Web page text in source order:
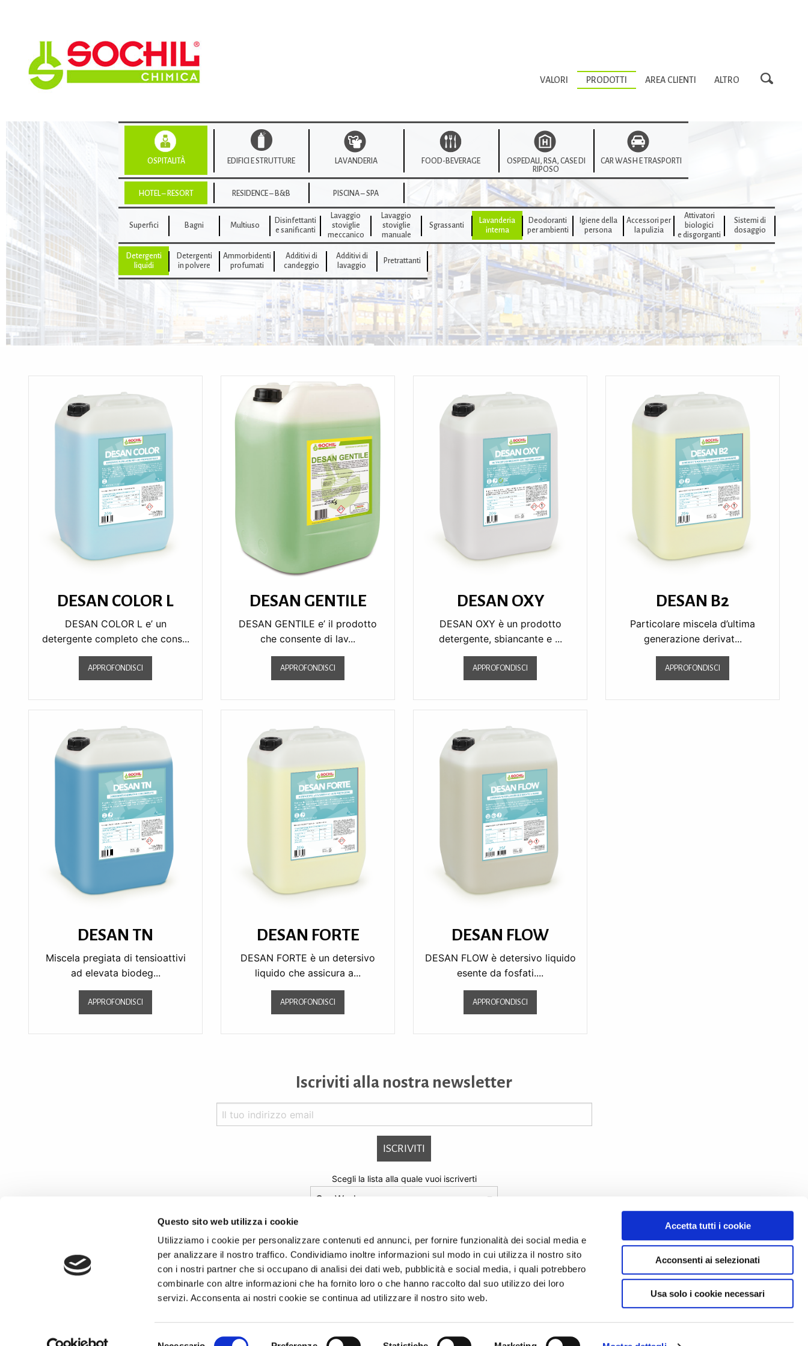
Questo sito web utilizza i cookie
Utilizziamo i cookie per personalizzare contenuti ed annunci, per fornire funzionalità dei social media e
per analizzare il nostro traffico. Condividiamo inoltre informazioni sul modo in cui utilizza il nostro sito
con i nostri partner che si occupano di analisi dei dati web, pubblicità e social media, i quali potrebbero
combinarle con altre informazioni che ha fornito loro o che hanno raccolto dal suo utilizzo dei loro
servizi. Acconsenta ai nostri cookie se continua ad utilizzare il nostro sito web.
Accetta tutti i cookie
Acconsenti ai selezionati
Usa solo i cookie necessari
VALORI PRODOTTI
OSPITALITÀ
HOTEL – RESORT
Superfici Bagni Multiuso
Disinfettanti
e sanificanti
Lavaggio
stoviglie
meccanico
Lavaggio
stoviglie
manuale
Sgrassanti
Lavanderia
interna
Detergenti
liquidi
Detergenti
in polvere
Ammorbidenti
profumati
Additivi di
candeggio
Additivi di
lavaggio
Pretrattanti
Deodoranti
per ambienti
Igiene della
persona
Accessori per
la pulizia
Attivatori
biologici
e disgorganti
Sistemi di
dosaggio
RESIDENCE – B&B PISCINA – SPA
EDIFICI E STRUTTURE LAVANDERIA FOOD-BEVERAGE
OSPEDALI, RSA, CASE DI
RIPOSO
CAR WASH E TRASPORTI
AREA CLIENTI ALTRO
DESAN COLOR L
DESAN COLOR L e’ un
detergente completo che cons...
APPROFONDISCI
DESAN GENTILE
DESAN GENTILE e’ il prodotto
che consente di lav...
APPROFONDISCI
DESAN OXY
DESAN OXY è un prodotto
detergente, sbiancante e ...
APPROFONDISCI
DESAN B2
Particolare miscela d’ultima
generazione derivat...
APPROFONDISCI
DESAN TN
Miscela pregiata di tensioattivi
ad elevata biodeg...
APPROFONDISCI
DESAN FORTE
DESAN FORTE è un detersivo
liquido che assicura a...
APPROFONDISCI
DESAN FLOW
DESAN FLOW è detersivo liquido
esente da fosfati....
APPROFONDISCI
Iscriviti alla nostra newsletter
Scegli la lista alla quale vuoi iscriverti
Ho letto i termini dell’informativa ai sensi dell’Art 13
del Reg. Ue 679/2016 e presto il consenso al trattamento dei miei dati
Condizioni e termini di utilizzo -Privacy Policy-Note legali-Dati societari-Cookie Policy